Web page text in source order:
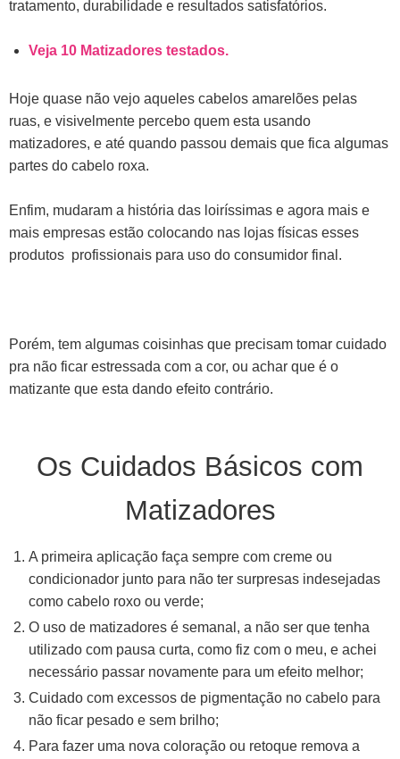
tratamento, durabilidade e resultados satisfatórios.
Veja 10 Matizadores testados.
Hoje quase não vejo aqueles cabelos amarelões pelas
ruas, e visivelmente percebo quem esta usando
matizadores, e até quando passou demais que fica algumas
partes do cabelo roxa.
Enfim, mudaram a história das loiríssimas e agora mais e
mais empresas estão colocando nas lojas físicas esses
produtos profissionais para uso do consumidor final.
Porém, tem algumas coisinhas que precisam tomar cuidado
pra não ficar estressada com a cor, ou achar que é o
matizante que esta dando efeito contrário.
Os Cuidados Básicos com
Matizadores
A primeira aplicação faça sempre com creme ou
condicionador junto para não ter surpresas indesejadas
como cabelo roxo ou verde;
O uso de matizadores é semanal, a não ser que tenha
utilizado com pausa curta, como fiz com o meu, e achei
necessário passar novamente para um efeito melhor;
Cuidado com excessos de pigmentação no cabelo para
não ficar pesado e sem brilho;
Para fazer uma nova coloração ou retoque remova a